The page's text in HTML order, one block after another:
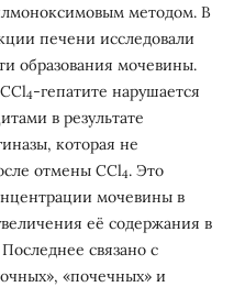
методом. В
печени исследовали
образования мочевины.
4-гепатите нарушается
в результате
которая не
отмены CCl4. Это
мочевины в
её содержания в
связано с
«почечных» и